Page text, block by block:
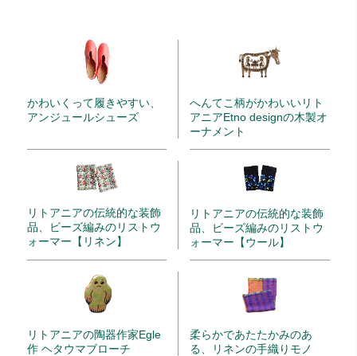
かわいくって履きやすい、
アンジュールシューズ
へんてこ柄がかわいいリト
アニアEtno designの木製オ
ーナメント
リトアニアの伝統的な装飾
品、ビーズ編みのリストウ
ォーマー【リネン】
リトアニアの伝統的な装飾
品、ビーズ編みのリストウ
ォーマー【ウール】
リトアニアの陶器作家Egle
作 ヘタウマブローチ
柔らかであたたかみのあ
る、リネンの手織りモノ